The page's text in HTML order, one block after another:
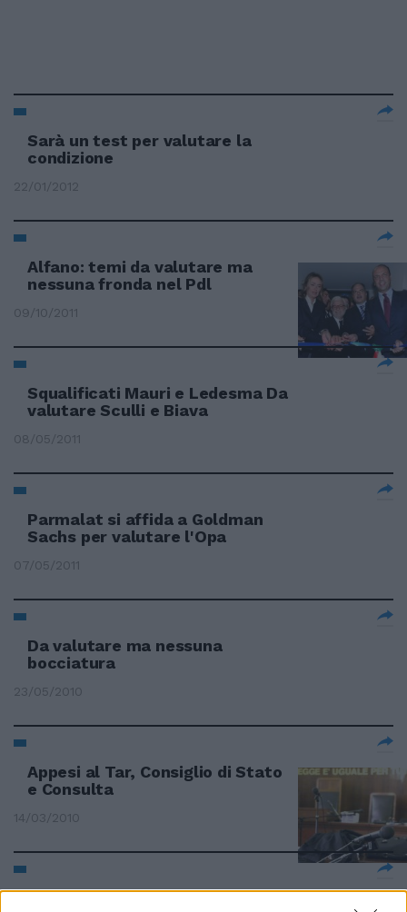
Sarà un test per valutare la
condizione
22/01/2012
Alfano: temi da valutare ma
nessuna fronda nel Pdl
09/10/2011
Squalificati Mauri e Ledesma Da
valutare Sculli e Biava
08/05/2011
Parmalat si affida a Goldman
Sachs per valutare l'Opa
07/05/2011
Da valutare ma nessuna
bocciatura
23/05/2010
Appesi al Tar, Consiglio di Stato
e Consulta
14/03/2010
Howe e Gibilisco, ultimi test per